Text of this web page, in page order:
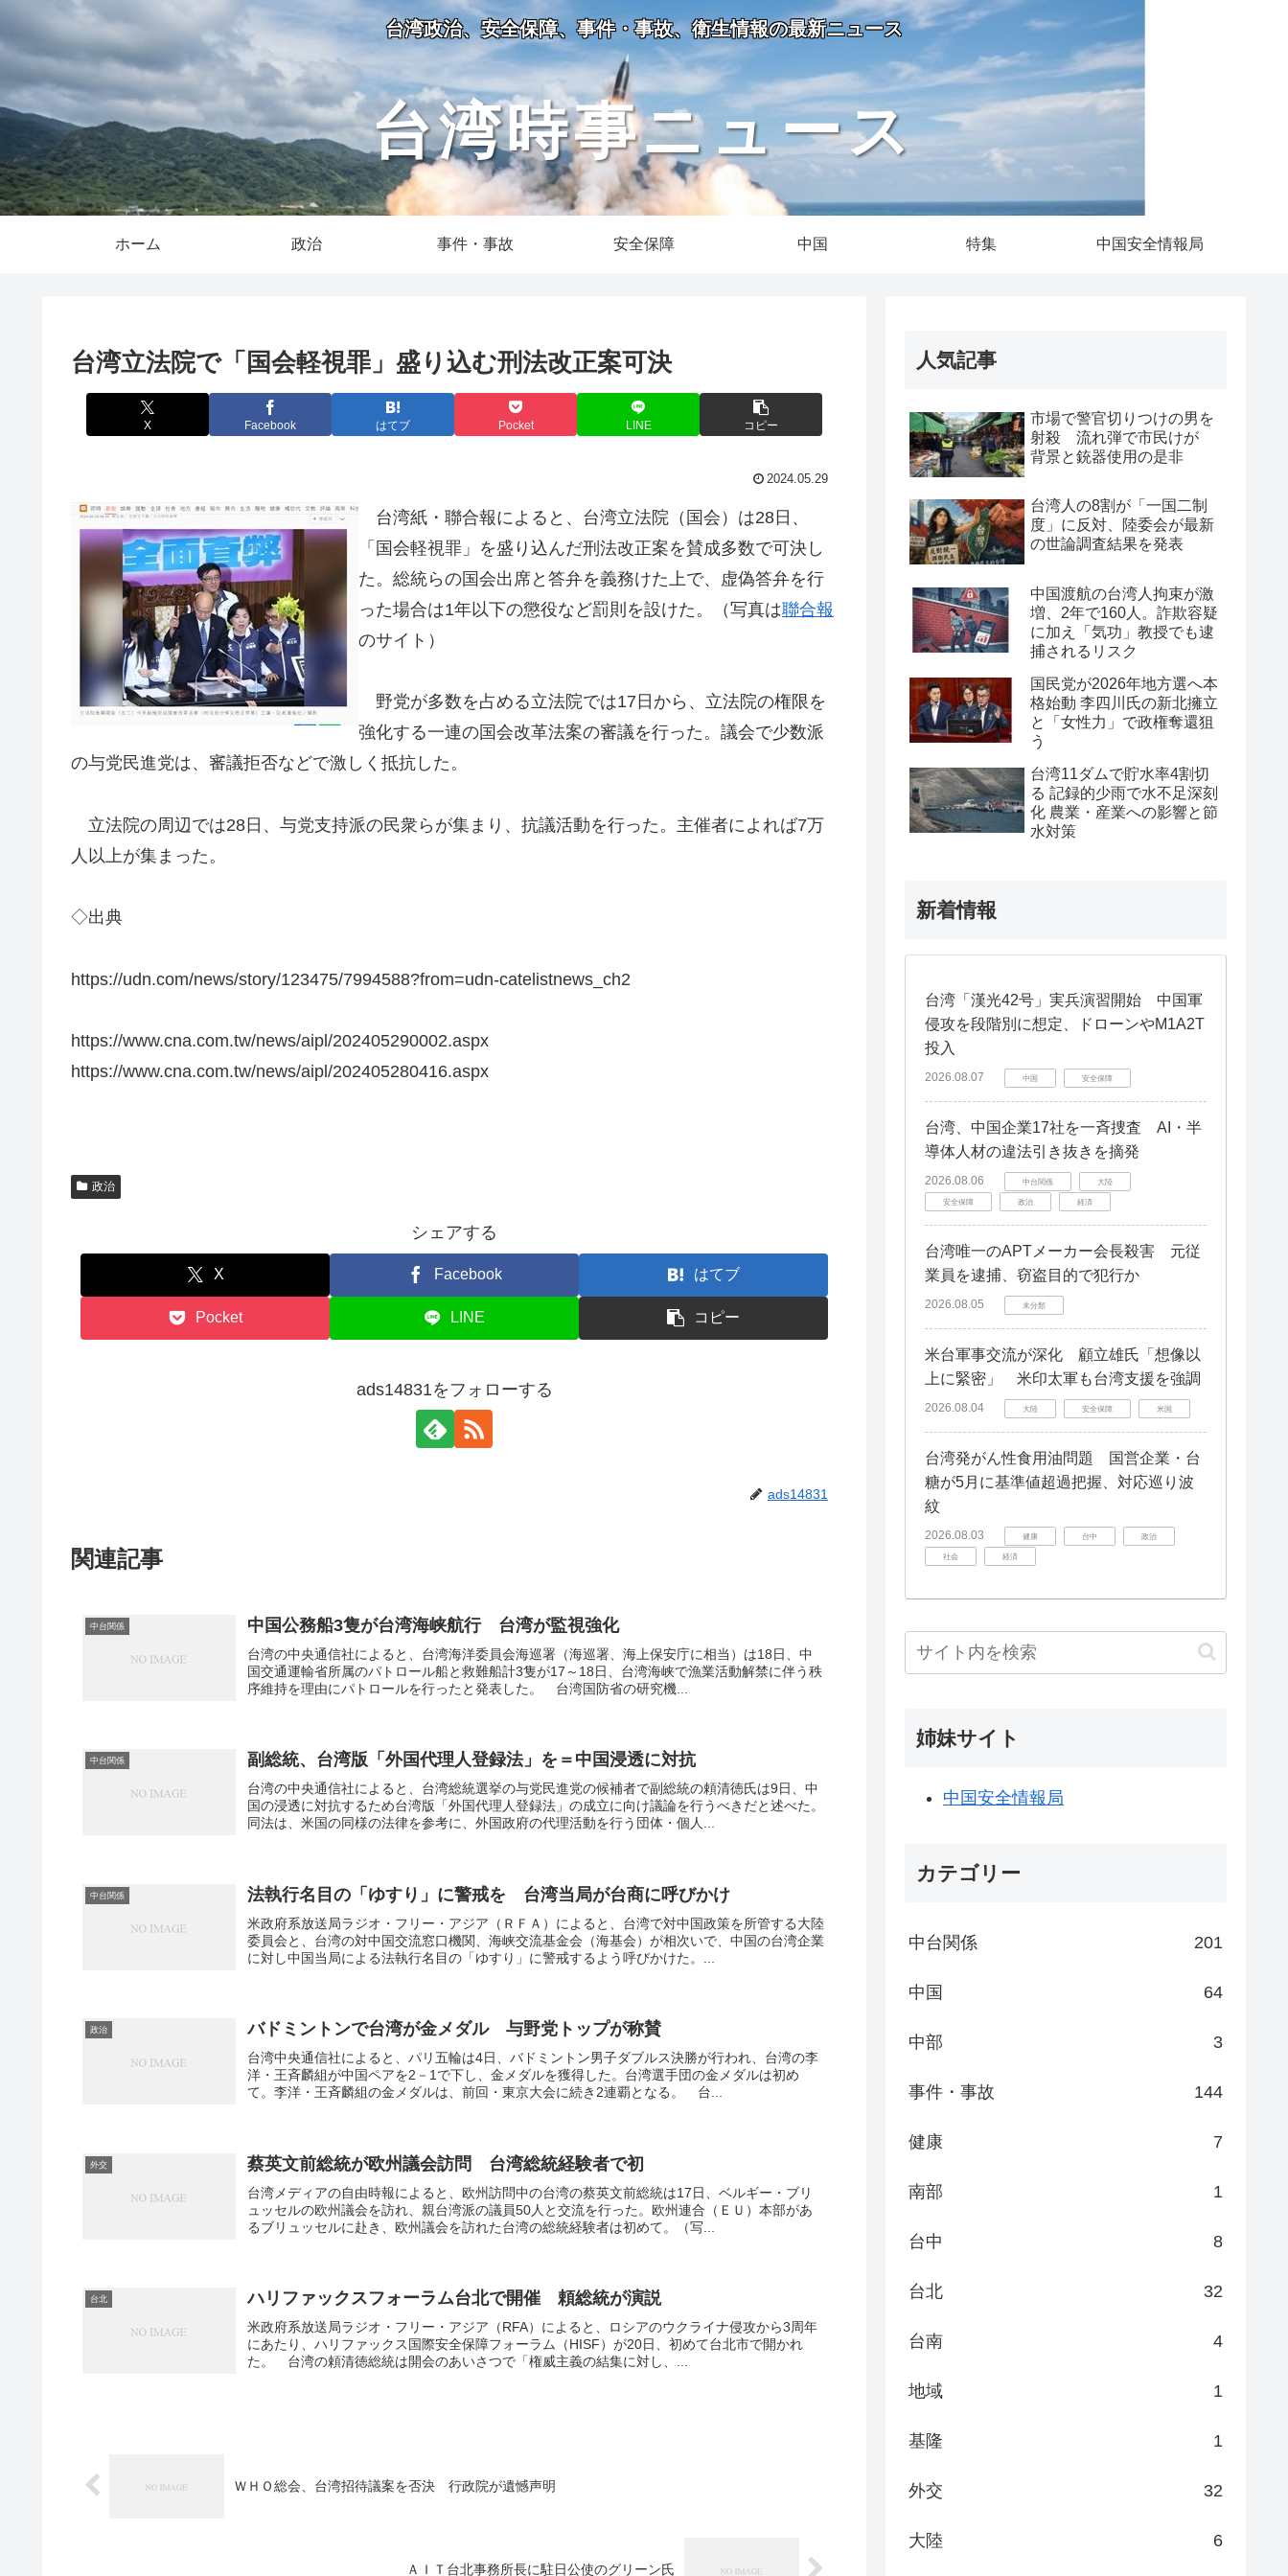
台湾政治、安全保障、事件・事故、衛生情報の最新ニュース
台湾時事ニュース
ホーム 政治 事件・事故 安全保障 中国 特集 中国安全情報局
台湾立法院で「国会軽視罪」盛り込む刑法改正案可決
X Facebook はてブ Pocket LINE コピー
2024.05.29
台湾紙・聯合報によると、台湾立法院（国会）は28日、
「国会軽視罪」を盛り込んだ刑法改正案を賛成多数で可決し
た。総統らの国会出席と答弁を義務けた上で、虚偽答弁を行
った場合は1年以下の懲役など罰則を設けた。（写真は聯合報
のサイト）
野党が多数を占める立法院では17日から、立法院の権限を
強化する一連の国会改革法案の審議を行った。議会で少数派
の与党民進党は、審議拒否などで激しく抵抗した。
立法院の周辺では28日、与党支持派の民衆らが集まり、抗議活動を行った。主催者によれば7万
人以上が集まった。
◇出典
https://udn.com/news/story/123475/7994588?from=udn-catelistnews_ch2
https://www.cna.com.tw/news/aipl/202405290002.aspx
https://www.cna.com.tw/news/aipl/202405280416.aspx
政治
シェアする
X Facebook はてブ
Pocket LINE コピー
ads14831をフォローする
ads14831
関連記事
中台関係 中国公務船3隻が台湾海峡航行 台湾が監視強化
台湾の中央通信社によると、台湾海洋委員会海巡署（海巡署、海上保安庁に相当）は18日、中
国交通運輸省所属のパトロール船と救難船計3隻が17～18日、台湾海峡で漁業活動解禁に伴う秩
序維持を理由にパトロールを行ったと発表した。 台湾国防省の研究機...
中台関係 副総統、台湾版「外国代理人登録法」を＝中国浸透に対抗
台湾の中央通信社によると、台湾総統選挙の与党民進党の候補者で副総統の頼清徳氏は9日、中
国の浸透に対抗するため台湾版「外国代理人登録法」の成立に向け議論を行うべきだと述べた。
同法は、米国の同様の法律を参考に、外国政府の代理活動を行う団体・個人...
中台関係 法執行名目の「ゆすり」に警戒を 台湾当局が台商に呼びかけ
米政府系放送局ラジオ・フリー・アジア（ＲＦＡ）によると、台湾で対中国政策を所管する大陸
委員会と、台湾の対中国交流窓口機関、海峡交流基金会（海基会）が相次いで、中国の台湾企業
に対し中国当局による法執行名目の「ゆすり」に警戒するよう呼びかけた。...
政治 バドミントンで台湾が金メダル 与野党トップが称賛
台湾中央通信社によると、パリ五輪は4日、バドミントン男子ダブルス決勝が行われ、台湾の李
洋・王斉麟組が中国ペアを2－1で下し、金メダルを獲得した。台湾選手団の金メダルは初め
て。李洋・王斉麟組の金メダルは、前回・東京大会に続き2連覇となる。 台...
外交 蔡英文前総統が欧州議会訪問 台湾総統経験者で初
台湾メディアの自由時報によると、欧州訪問中の台湾の蔡英文前総統は17日、ベルギー・ブリ
ュッセルの欧州議会を訪れ、親台湾派の議員50人と交流を行った。欧州連合（ＥＵ）本部があ
るブリュッセルに赴き、欧州議会を訪れた台湾の総統経験者は初めて。（写...
台北 ハリファックスフォーラム台北で開催 頼総統が演説
米政府系放送局ラジオ・フリー・アジア（RFA）によると、ロシアのウクライナ侵攻から3周年
にあたり、ハリファックス国際安全保障フォーラム（HISF）が20日、初めて台北市で開かれ
た。 台湾の頼清徳総統は開会のあいさつで「権威主義の結集に対し、...
ＷＨＯ総会、台湾招待議案を否決 行政院が遺憾声明
ＡＩＴ台北事務所長に駐日公使のグリーン氏
人気記事
市場で警官切りつけの男を
射殺 流れ弾で市民けが
背景と銃器使用の是非
台湾人の8割が「一国二制
度」に反対、陸委会が最新
の世論調査結果を発表
中国渡航の台湾人拘束が激
増、2年で160人。詐欺容疑
に加え「気功」教授でも逮
捕されるリスク
国民党が2026年地方選へ本
格始動 李四川氏の新北擁立
と「女性力」で政権奪還狙
う
台湾11ダムで貯水率4割切
る 記録的少雨で水不足深刻
化 農業・産業への影響と節
水対策
新着情報
台湾「漢光42号」実兵演習開始 中国軍
侵攻を段階別に想定、ドローンやM1A2T
投入
2026.08.07 中国 安全保障
台湾、中国企業17社を一斉捜査 AI・半
導体人材の違法引き抜きを摘発
2026.08.06 中台関係 大陸
安全保障 政治 経済
台湾唯一のAPTメーカー会長殺害 元従
業員を逮捕、窃盗目的で犯行か
2026.08.05 未分類
米台軍事交流が深化 顧立雄氏「想像以
上に緊密」 米印太軍も台湾支援を強調
2026.08.04 大陸 安全保障 米国
台湾発がん性食用油問題 国営企業・台
糖が5月に基準値超過把握、対応巡り波
紋
2026.08.03 健康 台中 政治
社会 経済
姉妹サイト
中国安全情報局
カテゴリー
中台関係 201
中国 64
中部 3
事件・事故 144
健康 7
南部 1
台中 8
台北 32
台南 4
地域 1
基隆 1
外交 32
大陸 6